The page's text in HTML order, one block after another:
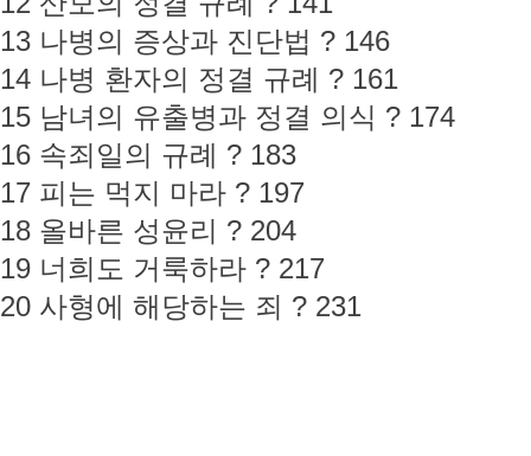
13 나병의 증상과 진단법 ? 146
14 나병 환자의 정결 규례 ? 161
15 남녀의 유출병과 정결 의식 ? 174
16 속죄일의 규례 ? 183
17 피는 먹지 마라 ? 197
18 올바른 성윤리 ? 204
19 너희도 거룩하라 ? 217
20 사형에 해당하는 죄 ? 231